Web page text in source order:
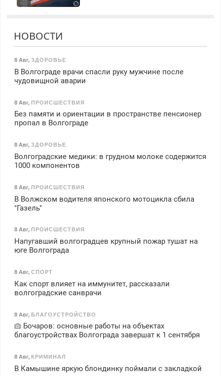
НОВОСТИ
8 Авг, ЗДОРОВЬЕ
В Волгограде врачи спасли руку мужчине после
чудовищной аварии
8 Авг, ПРОИСШЕСТВИЯ
Без памяти и ориентации в пространстве пенсионер
пропал в Волгограде
8 Авг, ЗДОРОВЬЕ
Волгоградские медики: в грудном молоке содержится
1000 компонентов
8 Авг, ПРОИСШЕСТВИЯ
В Волжском водителя японского мотоцикла сбила
"Газель"
8 Авг, ПРОИСШЕСТВИЯ
Напугавший волгоградцев крупный пожар тушат на
юге Волгограда
8 Авг, СПОРТ
Как спорт влияет на иммунитет, рассказали
волгоградские санврачи
8 Авг, БЛАГОУСТРОЙСТВО
Бочаров: основные работы на объектах
благоустройствах Волгограда завершат к 1 сентября
8 Авг, КРИМИНАЛ
В Камышине яркую блондинку поймали с закладкой